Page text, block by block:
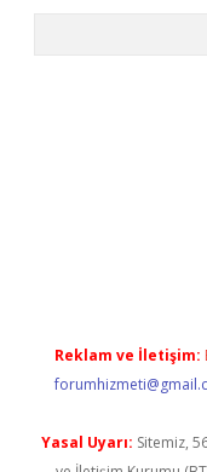
Reklam ve İletişim:
Yasal Uyarı: Sitemiz,